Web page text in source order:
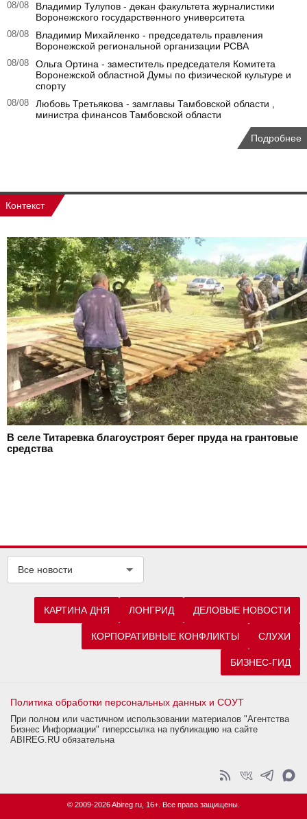
08/08
Владимир Тулупов - декан факультета журналистики
Воронежского государственного университета
08/08
Владимир Михайленко - председатель правления
Воронежской региональной организации РСВА
08/08
Ольга Ортина - заместитель председателя Комитета
Воронежской областной Думы по физической культуре и
спорту
08/08
Любовь Третьякова - замглавы Тамбовской области ,
министра финансов Тамбовской области
Подробнее
Контекст
В селе Титаревка благоустроят берег пруда на грантовые
средства
Все новости
КАРТИНА ДНЯ ЛОНГРИД ДЕЛОВЫЕ НОВОСТИ
КОРПОРАТИВНЫЕ КОНФЛИКТЫ СЛУХИ
БИЗНЕС-ГИД
Политика обработки персональных данных и СОУТ
При полном или частичном использовании материалов "Агентства
Бизнес Информации" гиперссылка на публикацию на сайте
ABIREG.RU обязательна
© 2009-2026 Abireg.ru, 16+. Все права защищены.